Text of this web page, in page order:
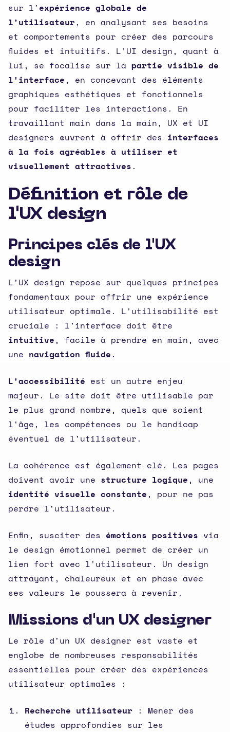
sur l' expérience globale de
l'utilisateur, en analysant ses besoins
et comportements pour créer des parcours
fluides et intuitifs. L'UI design, quant à
lui, se focalise sur la partie visible de
l'interface, en concevant des éléments
graphiques esthétiques et fonctionnels
pour faciliter les interactions. En
travaillant main dans la main, UX et UI
designers œuvrent à offrir des interfaces
à la fois agréables à utiliser et
visuellement attractives.
Définition et rôle de
l'UX design
Principes clés de l'UX
design
L'UX design repose sur quelques principes
fondamentaux pour offrir une expérience
utilisateur optimale. L'utilisabilité est
cruciale : l'interface doit être
intuitive, facile à prendre en main, avec
une navigation fluide.
L'accessibilité est un autre enjeu
majeur. Le site doit être utilisable par
le plus grand nombre, quels que soient
l'âge, les compétences ou le handicap
éventuel de l'utilisateur.
La cohérence est également clé. Les pages
doivent avoir une structure logique, une
identité visuelle constante, pour ne pas
perdre l'utilisateur.
Enfin, susciter des émotions positives via
le design émotionnel permet de créer un
lien fort avec l'utilisateur. Un design
attrayant, chaleureux et en phase avec
ses valeurs le poussera à revenir.
Missions d'un UX designer
Le rôle d'un UX designer est vaste et
englobe de nombreuses responsabilités
essentielles pour créer des expériences
utilisateur optimales :
Recherche utilisateur : Mener des
études approfondies sur les